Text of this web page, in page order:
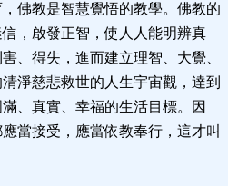
佛教是智慧覺悟的教學。佛教的
，啟發正智，使人人能明辨真
、得失，進而建立理智、大覺、
淨慈悲救世的人生宇宙觀，達到
、真實、幸福的生活目標。因
當接受，應當依教奉行，這才叫